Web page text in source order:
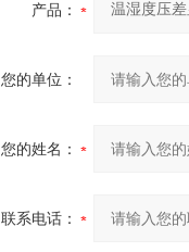
产品：
您的单位：
您的姓名：
联系电话：